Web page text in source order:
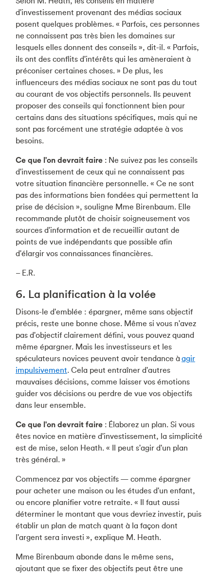
d'investissement provenant des médias sociaux
posent quelques problèmes. « Parfois, ces personnes
ne connaissent pas très bien les domaines sur
lesquels elles donnent des conseils », dit-il. « Parfois,
ils ont des conflits d'intérêts qui les amèneraient à
préconiser certaines choses. » De plus, les
influenceurs des médias sociaux ne sont pas du tout
au courant de vos objectifs personnels. Ils peuvent
proposer des conseils qui fonctionnent bien pour
certains dans des situations spécifiques, mais qui ne
sont pas forcément une stratégie adaptée à vos
besoins.
Ce que l'on devrait faire : Ne suivez pas les conseils
d'investissement de ceux qui ne connaissent pas
votre situation financière personnelle. « Ce ne sont
pas des informations bien fondées qui permettent la
prise de décision », souligne Mme Birenbaum. Elle
recommande plutôt de choisir soigneusement vos
sources d'information et de recueillir autant de
points de vue indépendants que possible afin
d'élargir vos connaissances financières.
– E.R.
6. La planification à la volée
Disons-le d'emblée : épargner, même sans objectif
précis, reste une bonne chose. Même si vous n'avez
pas d'objectif clairement défini, vous pouvez quand
même épargner. Mais les investisseurs et les
spéculateurs novices peuvent avoir tendance àagir
impulsivement. Cela peut entraîner d'autres
mauvaises décisions, comme laisser vos émotions
guider vos décisions ou perdre de vue vos objectifs
dans leur ensemble.
Ce que l'on devrait faire : Élaborez un plan. Si vous
êtes novice en matière d'investissement, la simplicité
est de mise, selon Heath. « Il peut s'agir d'un plan
très général. »
Commencez par vos objectifs — comme épargner
pour acheter une maison ou les études d'un enfant,
ou encore planifier votre retraite. « Il faut aussi
déterminer le montant que vous devriez investir, puis
établir un plan de match quant à la façon dont
l'argent sera investi », explique M. Heath.
Mme Birenbaum abonde dans le même sens,
ajoutant que se fixer des objectifs peut être une